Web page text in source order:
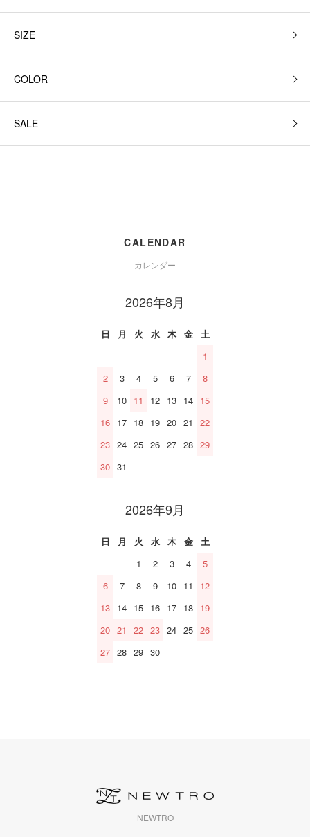
SIZE
COLOR
SALE
CALENDAR
カレンダー
2026年8月
日 月 火 水 木 金
土
1
2
3 4 5 6 7
8
9
10 11 12 13 14 15
16 17 18 19 20 21
22
23 24 25 26 27 28 29
30 31
2026年9月
日 月 火 水 木 金
土
1
2 3 4
5
6
7 8 9 10 11
12
13 14 15 16 17 18 19
20 21 22 23 24 25 26
27 28 29 30
NEWTRO